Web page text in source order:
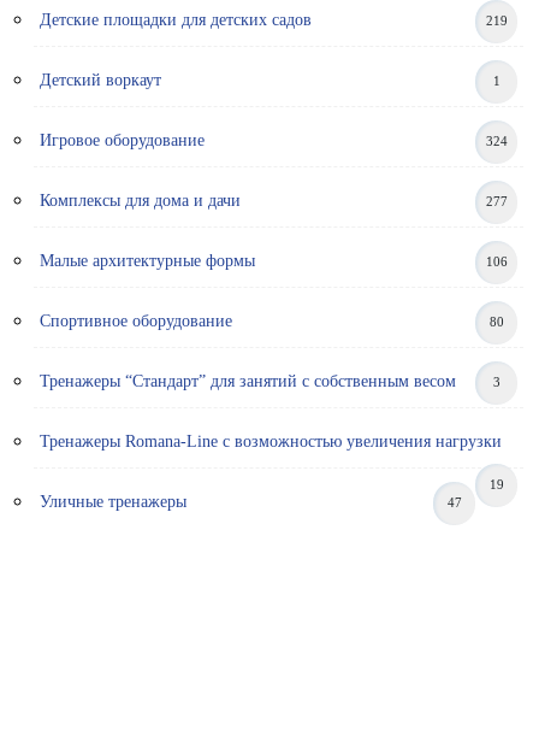
Детские площадки для детских садов 219
Детский воркаут 1
Игровое оборудование 324
Комплексы для дома и дачи 277
Малые архитектурные формы 106
Спортивное оборудование 80
Тренажеры “Стандарт” для занятий с собственным весом 3
Тренажеры Romana-Line с возможностью увеличения нагрузки
19
Уличные тренажеры 47